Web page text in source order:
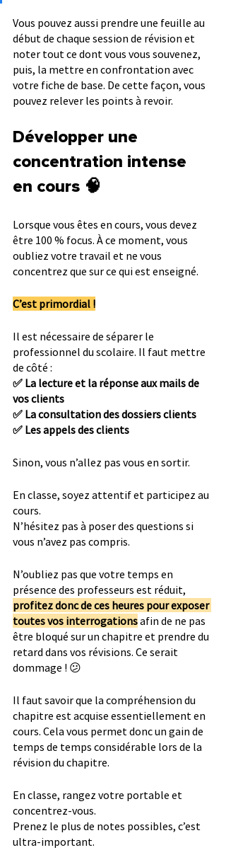
Vous pouvez aussi prendre une feuille au
début de chaque session de révision et
noter tout ce dont vous vous souvenez,
puis, la mettre en confrontation avec
votre fiche de base. De cette façon, vous
pouvez relever les points à revoir.
Développer une
concentration intense
en cours 🧠
Lorsque vous êtes en cours, vous devez
être 100 % focus. À ce moment, vous
oubliez votre travail et ne vous
concentrez que sur ce qui est enseigné.
C’est primordial !
Il est nécessaire de séparer le
professionnel du scolaire. Il faut mettre
de côté :
✅ La lecture et la réponse aux mails de
vos clients
✅ La consultation des dossiers clients
✅ Les appels des clients
Sinon, vous n’allez pas vous en sortir.
En classe, soyez attentif et participez au
cours.
N’hésitez pas à poser des questions si
vous n’avez pas compris.
N’oubliez pas que votre temps en
présence des professeurs est réduit,
profitez donc de ces heures pour exposer
toutes vos interrogations afin de ne pas
être bloqué sur un chapitre et prendre du
retard dans vos révisions. Ce serait
dommage ! 😕
Il faut savoir que la compréhension du
chapitre est acquise essentiellement en
cours. Cela vous permet donc un gain de
temps de temps considérable lors de la
révision du chapitre.
En classe, rangez votre portable et
concentrez-vous.
Prenez le plus de notes possibles, c’est
ultra-important.